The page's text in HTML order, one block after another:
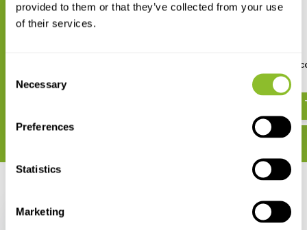
provided to them or that they’ve collected from your use
of their services.
Selection
Necessary
Preferences
Statistics
Marketing
Huckleberry
€ 9,50